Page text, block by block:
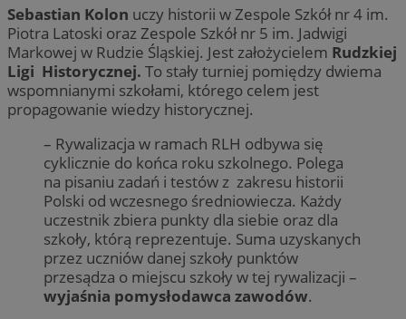
Sebastian Kolon uczy historii w Zespole Szkół nr 4 im.
Piotra Latoski oraz Zespole Szkół nr 5 im. Jadwigi
Markowej w Rudzie Śląskiej. Jest założycielem Rudzkiej
Ligi Historycznej. To stały turniej pomiędzy dwiema
wspomnianymi szkołami, którego celem jest
propagowanie wiedzy historycznej.
– Rywalizacja w ramach RLH odbywa się
cyklicznie do końca roku szkolnego. Polega
na pisaniu zadań i testów z zakresu historii
Polski od wczesnego średniowiecza. Każdy
uczestnik zbiera punkty dla siebie oraz dla
szkoły, którą reprezentuje. Suma uzyskanych
przez uczniów danej szkoły punktów
przesądza o miejscu szkoły w tej rywalizacji –
wyjaśnia pomysłodawca zawodów.